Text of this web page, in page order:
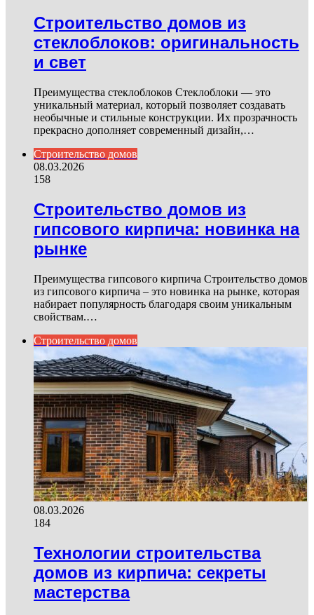
Строительство домов из
стеклоблоков: оригинальность
и свет
Преимущества стеклоблоков Стеклоблоки — это
уникальный материал, который позволяет создавать
необычные и стильные конструкции. Их прозрачность
прекрасно дополняет современный дизайн,…
Строительство домов
08.03.2026
158
Строительство домов из
гипсового кирпича: новинка на
рынке
Преимущества гипсового кирпича Строительство домов
из гипсового кирпича – это новинка на рынке, которая
набирает популярность благодаря своим уникальным
свойствам.…
Строительство домов
08.03.2026
184
Технологии строительства
домов из кирпича: секреты
мастерства